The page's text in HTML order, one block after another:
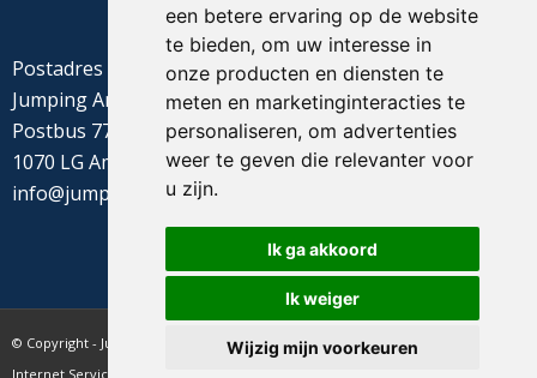
een betere ervaring op de website
te bieden, om uw interesse in
onze producten en diensten te
meten en marketinginteracties te
personaliseren, om advertenties
weer te geven die relevanter voor
u zijn.
Ik ga akkoord
Ik weiger
Wijzig mijn voorkeuren
Postadres
Jumping Amsterdam
Postbus 77655
1070 LG Amsterdam
info@jumpingamsterdam.nl
© Copyright - Jumping Amsterdam - website realisatie CyberNed
Internet Services